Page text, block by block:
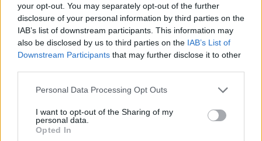
your opt-out. You may separately opt-out of the further
disclosure of your personal information by third parties on the
IAB’s list of downstream participants. This information may
also be disclosed by us to third parties on the IAB’s List of
Downstream Participants that may further disclose it to other
Personal Data Processing Opt Outs
I want to opt-out of the Sharing of my
personal data.
Opted In
española, que crece en un 6,4% y de Andalucía, que
aumenta en el 7%. Es cierto que este tejido productivo se
resintió mucho más aquí que en otras provincias, por lo
que la recuperación ahora parece mejor. Otra cosa bien
distinta es que ahora muchos contratos son temporales.
vuelve a emplear.